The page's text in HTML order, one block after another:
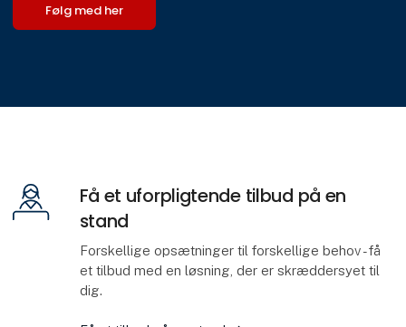
Følg med her
Få et uforpligtende tilbud på en
stand
Forskellige opsætninger til forskellige behov - få
et tilbud med en løsning, der er skræddersyet til
dig.